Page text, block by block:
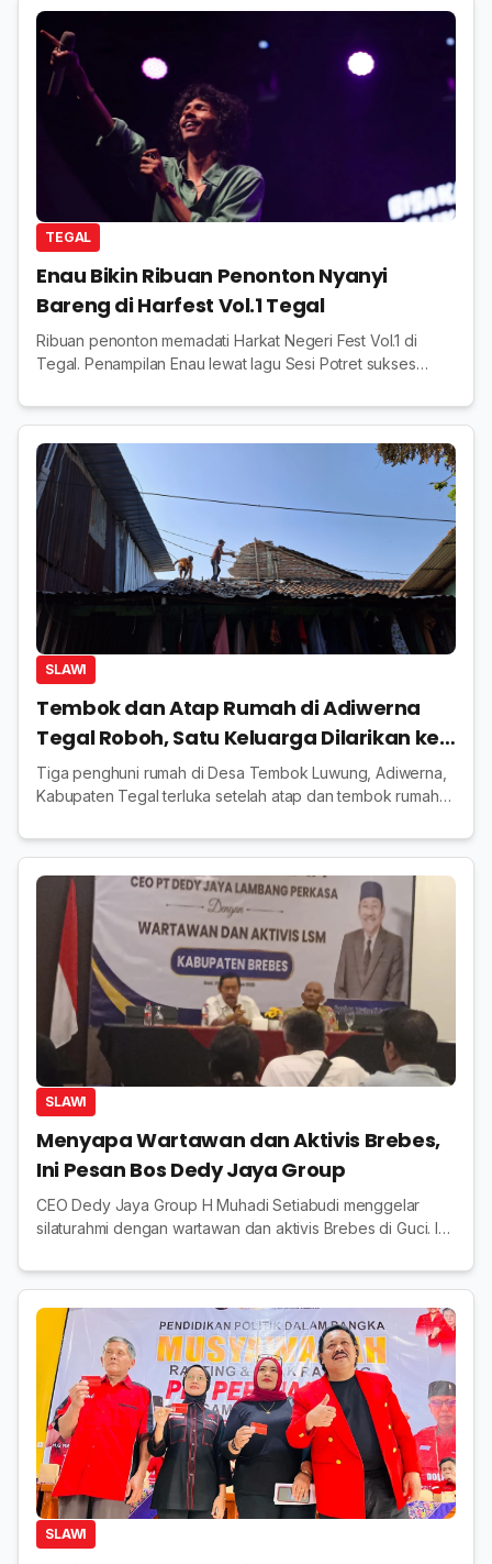
TEGAL
Enau Bikin Ribuan Penonton Nyanyi
Bareng di Harfest Vol.1 Tegal
Ribuan penonton memadati Harkat Negeri Fest Vol.1 di
Tegal. Penampilan Enau lewat lagu Sesi Potret sukses
pertama kampus.
SLAWI
Tembok dan Atap Rumah di Adiwerna
Tegal Roboh, Satu Keluarga Dilarikan ke
Rumah Sakit
Tiga penghuni rumah di Desa Tembok Luwung, Adiwerna,
Kabupaten Tegal terluka setelah atap dan tembok rumah
SLAWI
Menyapa Wartawan dan Aktivis Brebes,
Ini Pesan Bos Dedy Jaya Group
CEO Dedy Jaya Group H Muhadi Setiabudi menggelar
silaturahmi dengan wartawan dan aktivis Brebes di Guci. Ia
profesional
SLAWI